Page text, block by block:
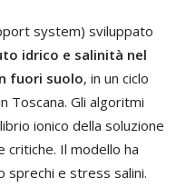
system) sviluppato
idrico e salinità nel
fuori suolo, in un ciclo
Toscana. Gli algoritmi
ionico della soluzione
critiche. Il modello ha
sprechi e stress salini.